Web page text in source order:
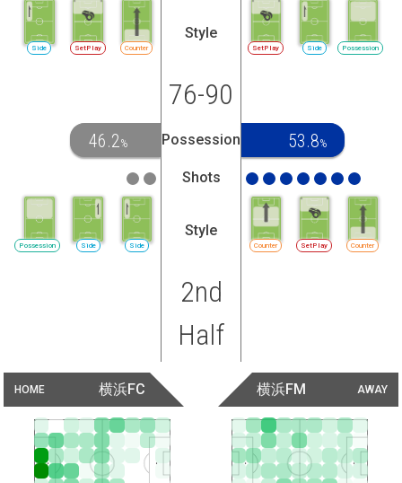
Counter
SetPlay
Side
Style
SetPlay Side Possession
76-90
46.2% Possession 53.8%
Shots
Side
Side
Possession
Style
Counter SetPlay Counter
2nd
Half
HOME 横浜FC AWAY
横浜FM